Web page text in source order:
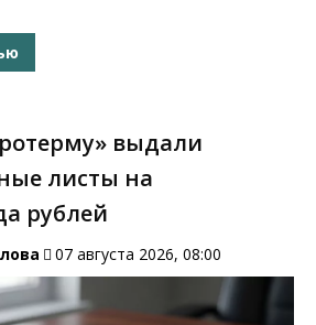
выдали
листы на
рублей
07 августа 2026, 08:00